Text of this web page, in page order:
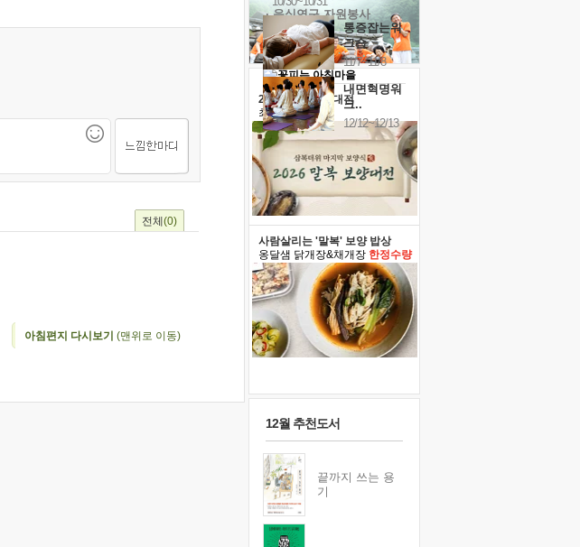
전체 (0)
아침편지 다시보기 (맨위로 이동)
통증잡는워
크숍
11/7~11/8
내면혁명워
크..
12/12~12/13
· 음식연구 자원봉사
2026 말복 보양대전
최대74%할인
사람살리는 '말복' 보양 밥상
옹달샘 닭개장&채개장 한정수량
12월 추천도서
끝까지 쓰는 용
기